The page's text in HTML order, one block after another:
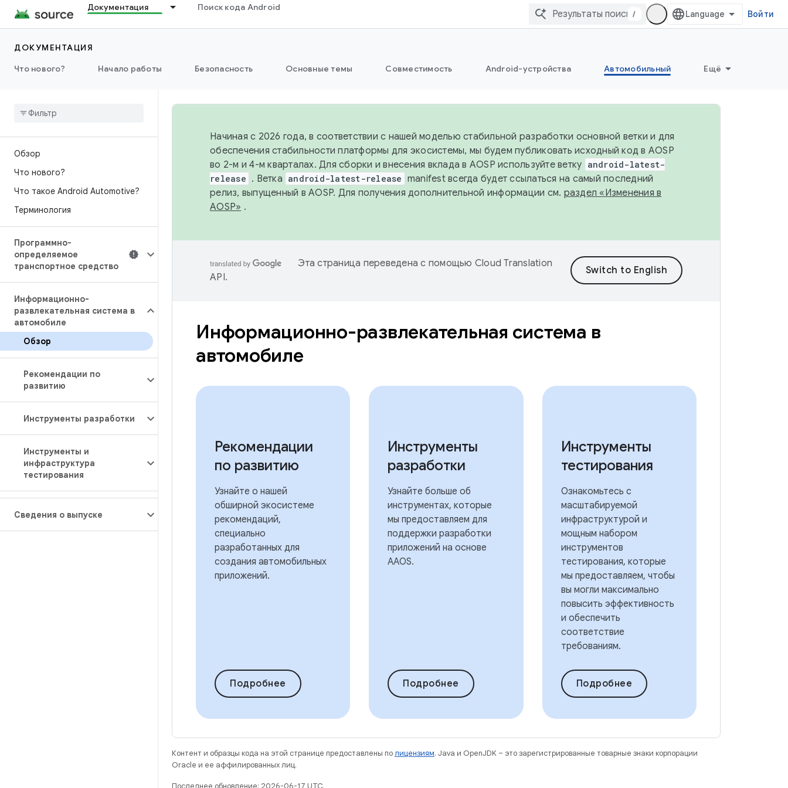
Документация Поиск кода Android
/ Войти
ДОКУМЕНТАЦИЯ
Что нового?
Начало работы Безопасность Основные темы Совместимость Android-устройства Автомобильный Ещё
Обзор
Что нового?
Что такое Android Automotive?
Терминология
Программно-
определяемое
транспортное средство
Информационно-
развлекательная система в
автомобиле
Обзор
Рекомендации по
развитию
Инструменты разработки
Инструменты и
инфраструктура
тестирования
Сведения о выпуске
Начиная с 2026 года, в соответствии с нашей моделью стабильной разработки основной ветки и для
обеспечения стабильности платформы для экосистемы, мы будем публиковать исходный код в AOSP
во 2-м и 4-м кварталах. Для сборки и внесения вклада в AOSP используйте ветку android-latest-
release . Ветка android-latest-release manifest всегда будет ссылаться на самый последний
релиз, выпущенный в AOSP. Для получения дополнительной информации см. раздел «Изменения в
AOSP» .
Эта страница переведена с помощью Cloud Translation
API.
Информационно-развлекательная система в
автомобиле
Рекомендации
по развитию
Узнайте о нашей
обширной экосистеме
рекомендаций,
специально
разработанных для
создания автомобильных
приложений.
Подробнее
Инструменты
разработки
Узнайте больше об
инструментах, которые
мы предоставляем для
поддержки разработки
приложений на основе
AAOS.
Подробнее
Инструменты
тестирования
Ознакомьтесь с
масштабируемой
инфраструктурой и
мощным набором
инструментов
тестирования, которые
мы предоставляем, чтобы
вы могли максимально
повысить эффективность
и обеспечить
соответствие
требованиям.
Подробнее
Контент и образцы кода на этой странице предоставлены полицензиям. Java и OpenJDK – это зарегистрированные товарные знаки корпорации
Oracle и ее аффилированных лиц.
Последнее обновление: 2026-06-17 UTC.